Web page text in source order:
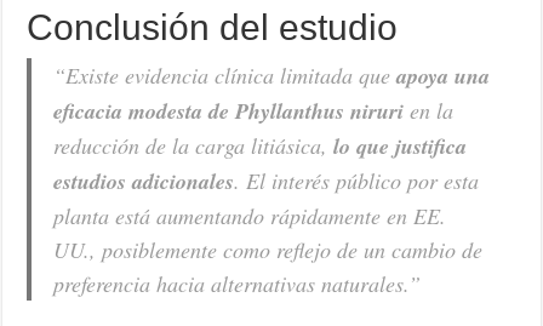
Conclusión del estudio
“Existe evidencia clínica limitada queapoya una
eficacia modesta dePhyllanthus niruri en la
reducción de la carga litiásica,lo que justifica
estudios adicionales. El interés público por esta
planta está aumentando rápidamente en EE.
UU., posiblemente como reflejo de un cambio de
preferencia hacia alternativas naturales.”